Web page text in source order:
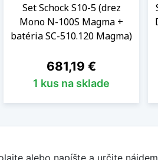
Set Schock S10-5 (drez
Mono N-100S Magma +
batéria SC-510.120 Magma)
Cena
681,19 €
1 kus na sklade
alebo napíšte a určite